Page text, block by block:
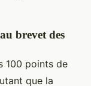
brevet des
100 points de
que la